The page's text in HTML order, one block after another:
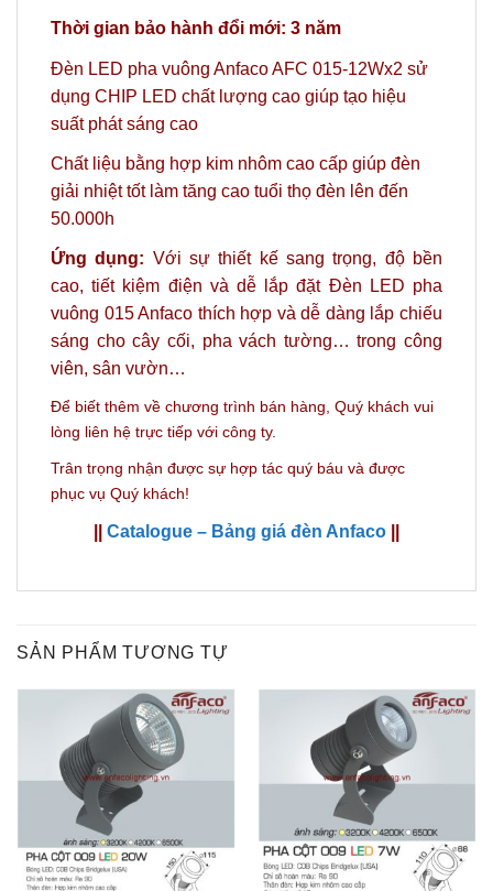
Thời gian bảo hành đổi mới: 3 năm
Đèn LED pha vuông Anfaco AFC 015-12Wx2 sử
dụng CHIP LED chất lượng cao giúp tạo hiệu
suất phát sáng cao
Chất liệu bằng hợp kim nhôm cao cấp giúp đèn
giải nhiệt tốt làm tăng cao tuổi thọ đèn lên đến
50.000h
Ứng dụng: Với sự thiết kế sang trọng, độ bền
cao, tiết kiệm điện và dễ lắp đặt Đèn LED pha
vuông 015 Anfaco thích hợp và dễ dàng lắp chiếu
sáng cho cây cối, pha vách tường… trong công
viên, sân vườn…
Để biết thêm về chương trình bán hàng, Quý khách vui
lòng liên hệ trực tiếp với công ty.
Trân trọng nhận được sự hợp tác quý báu và được
phục vụ Quý khách!
Catalogue – Bảng giá đèn Anfaco
SẢN PHẨM TƯƠNG TỰ